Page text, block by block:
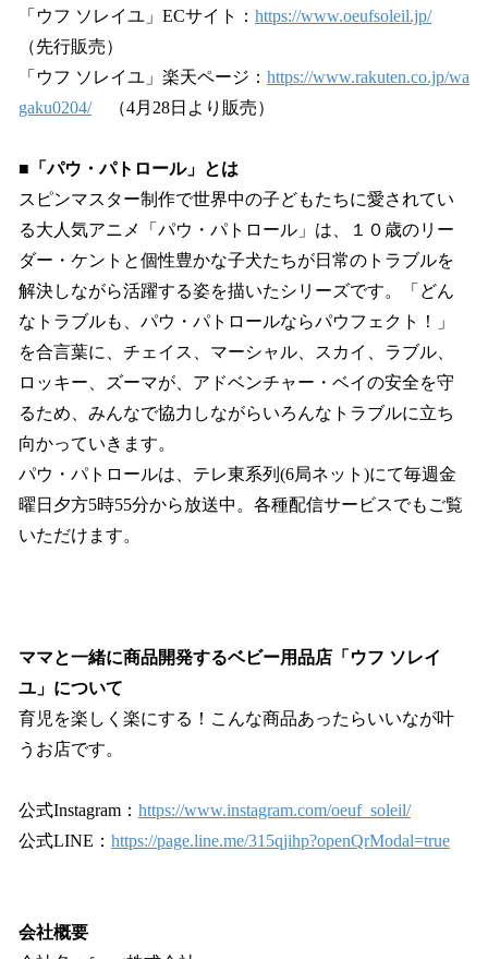
「ウフ ソレイユ」ECサイト： https://www.oeufsoleil.jp/
（先行販売）
「ウフ ソレイユ」楽天ページ： https://www.rakuten.co.jp/wa
gaku0204/（4月28日より販売）
■「パウ・パトロール」とは
スピンマスター制作で世界中の子どもたちに愛されてい
る大人気アニメ「パウ・パトロール」は、１０歳のリー
ダー・ケントと個性豊かな子犬たちが日常のトラブルを
解決しながら活躍する姿を描いたシリーズです。「どん
なトラブルも、パウ・パトロールならパウフェクト！」
を合言葉に、チェイス、マーシャル、スカイ、ラブル、
ロッキー、ズーマが、アドベンチャー・ベイの安全を守
るため、みんなで協力しながらいろんなトラブルに立ち
向かっていきます。
パウ・パトロールは、テレ東系列(6局ネット)にて毎週金
曜日夕方5時55分から放送中。各種配信サービスでもご覧
いただけます。
ママと一緒に商品開発するベビー用品店「ウフ ソレイ
ユ」について
育児を楽しく楽にする！こんな商品あったらいいなが叶
うお店です。
公式Instagram： https://www.instagram.com/oeuf_soleil/
公式LINE： https://page.line.me/315qjihp?openQrModal=true
会社概要